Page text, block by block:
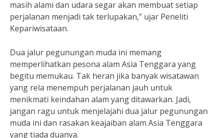
masih alami dan udara segar akan membuat setiap
perjalanan menjadi tak terlupakan,” ujar Peneliti
Kepariwisataan.
Dua jalur pegunungan muda ini memang
memperlihatkan pesona alam Asia Tenggara yang
begitu memukau. Tak heran jika banyak wisatawan
yang rela menempuh perjalanan jauh untuk
menikmati keindahan alam yang ditawarkan. Jadi,
jangan ragu untuk menjelajahi dua jalur pegunungan
muda ini dan rasakan keajaiban alam Asia Tenggara
yang tiada duanya.